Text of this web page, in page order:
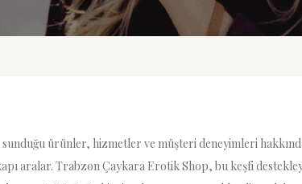
sunduğu ürünler, hizmetler ve müşteri deneyimleri
aralar. Trabzon Çaykara Erotik Shop, bu keşfi